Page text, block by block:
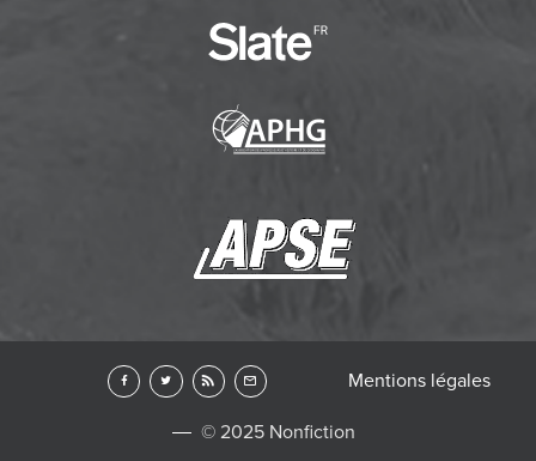
© 2025 Nonfiction
Mentions légales